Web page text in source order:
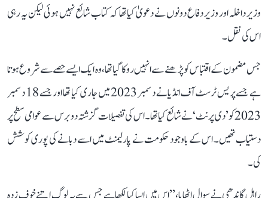
وزیر داخلہ اور وزیر دفاع دونوں نے دعویٰ کیا تھا کہ کتاب شائع نہیں ہوئی لیکن یہ رہی
اس کی نقل۔
جس مضمون کے اقتباس کو پڑھنے سے انہیں روکا گیا تھا، وہ ایک ایسے حصے سے شروع ہوتا
ہے جسے پریس ٹرسٹ آف انڈیا نے دسمبر 2023 میں جاری کیا تھا اور جسے 18 دسمبر
2023 کو ’دی پرنٹ‘ نے شائع کیا تھا۔ اس کی تفصیلات گزشتہ دو برس سے عوامی سطح پر
دستیاب تھیں۔ اس کے باوجود حکومت نے پارلیمنٹ میں اسے دبانے کی پوری کوشش
کی۔